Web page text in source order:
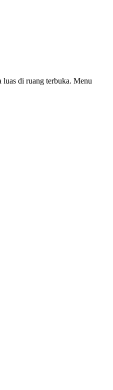
di ruang terbuka. Menu